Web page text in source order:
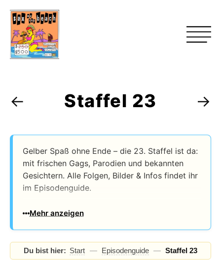
← Staffel 23 →
Gelber Spaß ohne Ende – die 23. Staffel ist da:
mit frischen Gags, Parodien und bekannten
Gesichtern. Alle Folgen, Bilder & Infos findet ihr
im Episodenguide.
mit insgesamt 22 Episoden
Staffel-Highlights &
Gaststars
Mehr anzeigen
Du bist hier: Start — Episodenguide — Staffel 23